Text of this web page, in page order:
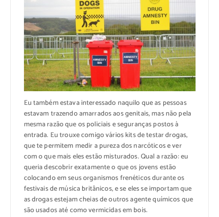
Eu também estava interessado naquilo que as pessoas
estavam trazendo amarrados aos genitais, mas não pela
mesma razão que os policiais e seguranças postos à
entrada. Eu trouxe comigo vários kits de testar drogas,
que te permitem medir a pureza dos narcóticos e ver
com o que mais eles estão misturados. Qual a razão: eu
queria descobrir exatamente o que os jovens estão
colocando em seus organismos frenéticos durante os
festivais de música britânicos, e se eles se importam que
as drogas estejam cheias de outros agente químicos que
são usados até como vermicidas em bois.